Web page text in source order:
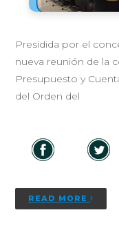
Presidida por el
nueva reunión de la
Presupuesto y
del Orden del
READ MORE